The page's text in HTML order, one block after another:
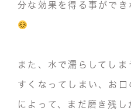
分な効果を得る事がで
また、水で濡らしてし
すくなってしまい、お
によって、まだ磨き残